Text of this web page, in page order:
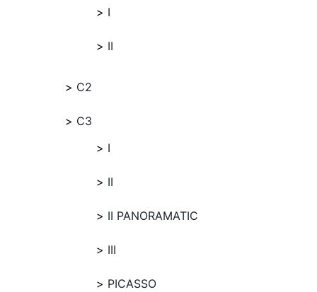
I
II
C2
C3
I
II
II PANORAMATIC
III
PICASSO